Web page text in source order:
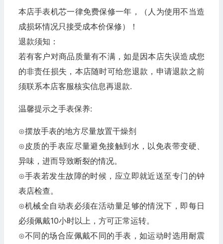
本店手表机芯一律免费保修一年，（人为使用不当造
成损坏情况只接受成本价保修）！
退款须知：
若有客户对商品质量有不满，如是因本店失误造成您
的非责任损失，本店随时可给您退款，申请退款之前
须联系本店客服核实信息再退款.
温馨提示之手表保养:
⊙摆放手表的地方尽量放置干燥剂
⊙皮质的手表应尽量避免接触到水，以免表带变硬、
异味，进而导致断裂的情况。
⊙手表若发生故障的时候，应立即就近送至专门的钟
表店检查。
⊙机械全自动表必须在活动量足够的情況下，即每日
必须佩戴10小时以上，方可正常运转。
⊙不同的场合应佩戴不同的手表，如运动时选用耐震